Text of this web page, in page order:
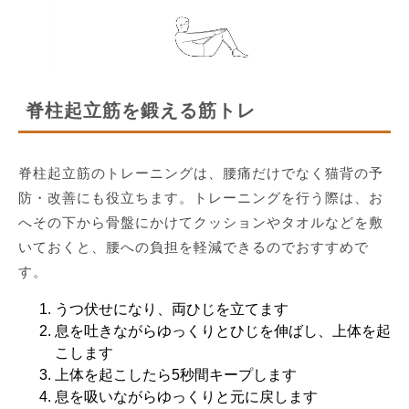
脊柱起立筋を鍛える筋トレ
脊柱起立筋のトレーニングは、腰痛だけでなく猫背の予
防・改善にも役立ちます。トレーニングを行う際は、お
へその下から骨盤にかけてクッションやタオルなどを敷
いておくと、腰への負担を軽減できるのでおすすめで
す。
うつ伏せになり、両ひじを立てます
息を吐きながらゆっくりとひじを伸ばし、上体を起
こします
上体を起こしたら5秒間キープします
息を吸いながらゆっくりと元に戻します